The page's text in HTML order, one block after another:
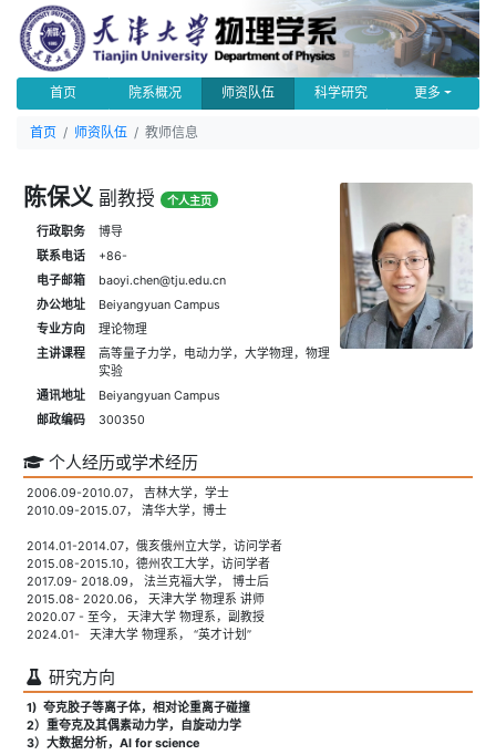
首页 院系概况 师资队伍 科学研究 更多
首页 师资队伍 教师信息
陈保义 副教授 个人主页
行政职务
博导
联系电话
+86-
电子邮箱
baoyi.chen@tju.edu.cn
办公地址
Beiyangyuan Campus
专业方向
理论物理
主讲课程
高等量子力学，电动力学，大学物理，物理
实验
通讯地址
Beiyangyuan Campus
邮政编码
300350
个人经历或学术经历
2006.09-2010.07， 吉林大学，学士
2010.09-2015.07， 清华大学，博士
2014.01-2014.07，俄亥俄州立大学，访问学者
2015.08-2015.10，德州农工大学，访问学者
2017.09- 2018.09， 法兰克福大学， 博士后
2015.08- 2020.06， 天津大学 物理系 讲师
2020.07 - 至今， 天津大学 物理系，副教授
2024.01- 天津大学 物理系， “英才计划”
研究方向
1) 夸克胶子等离子体，相对论重离子碰撞
2）重夸克及其偶素动力学，自旋动力学
3）大数据分析，AI for science